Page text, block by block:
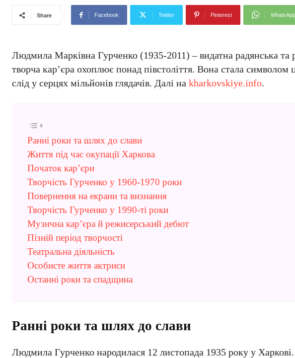
Share Facebook Twitter Pinterest WhatsApp
Людмила Марківна Гурченко (1935-2011) – видатна радянська та
творча кар’єра охоплює понад півстоліття. Вона стала символом
слід у серцях мільйонів глядачів. Далі на kharkovskiye.info.
Ранні роки та шлях до слави
Життя під час окупації Харкова
Початок кар’єри
Творчість Гурченко у 1960-1970 роки
Повернення на екрани та визнання
Творчість Гурченко у 1990-ті роки
Музична кар’єра й режисерський дебют
Пізній період творчості
Театральна діяльність
Особисте життя актриси
Останні роки та спадщина
Ранні роки та шлях до слави
Людмила Гурченко народилася 12 листопада 1935 року у